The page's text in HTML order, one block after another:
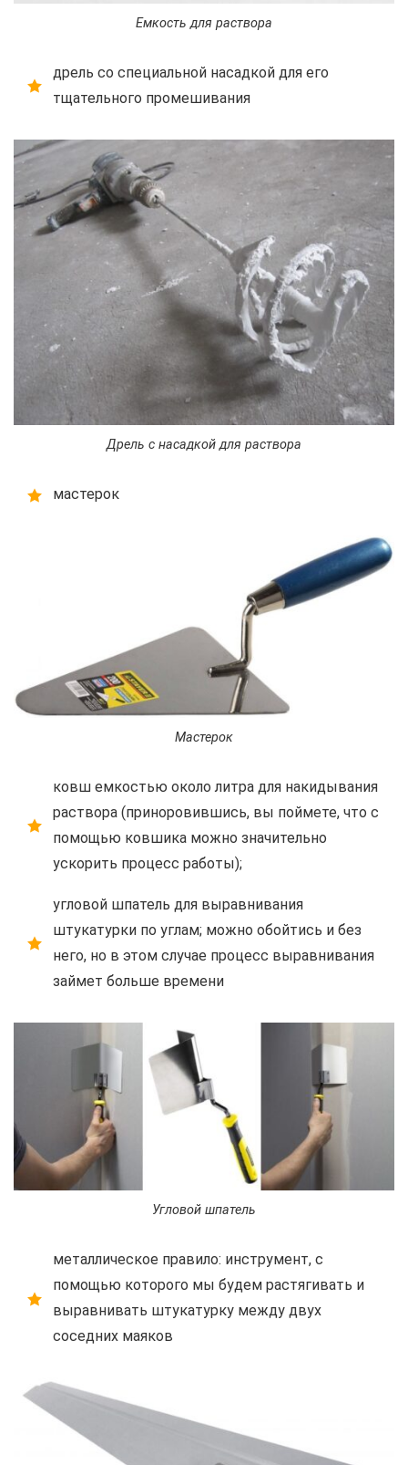
Емкость для раствора
дрель со специальной насадкой для его
тщательного промешивания
Дрель с насадкой для раствора
мастерок
Мастерок
ковш емкостью около литра для накидывания
раствора (приноровившись, вы поймете, что с
помощью ковшика можно значительно
ускорить процесс работы);
угловой шпатель для выравнивания
штукатурки по углам; можно обойтись и без
него, но в этом случае процесс выравнивания
займет больше времени
Угловой шпатель
металлическое правило: инструмент, с
помощью которого мы будем растягивать и
выравнивать штукатурку между двух
соседних маяков